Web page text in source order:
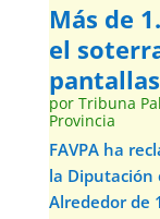
Más de
el
por Tribuna
Provincia
FAVPA ha
la Diputación
Alrededor de